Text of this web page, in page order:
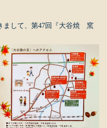
まして、第47回『大谷焼 窯